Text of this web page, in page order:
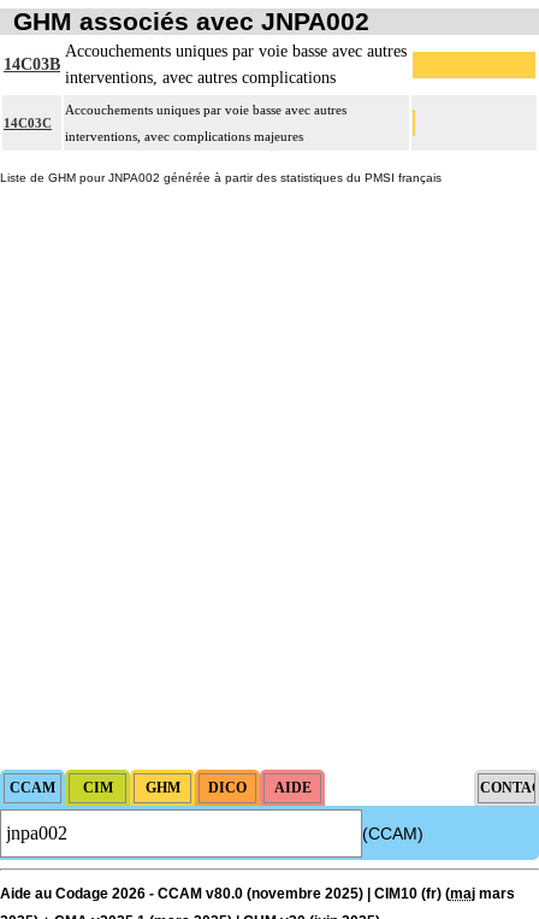
GHM associés avec JNPA002
14C03B
Accouchements uniques par voie basse avec autres
interventions, avec autres complications
14C03C
Accouchements uniques par voie basse avec autres
interventions, avec complications majeures
Liste de GHM pour JNPA002 générée à partir des statistiques du PMSI français
(CCAM)
Aide au Codage 2026 - CCAM v80.0 (novembre 2025) | CIM10 (fr) (maj mars